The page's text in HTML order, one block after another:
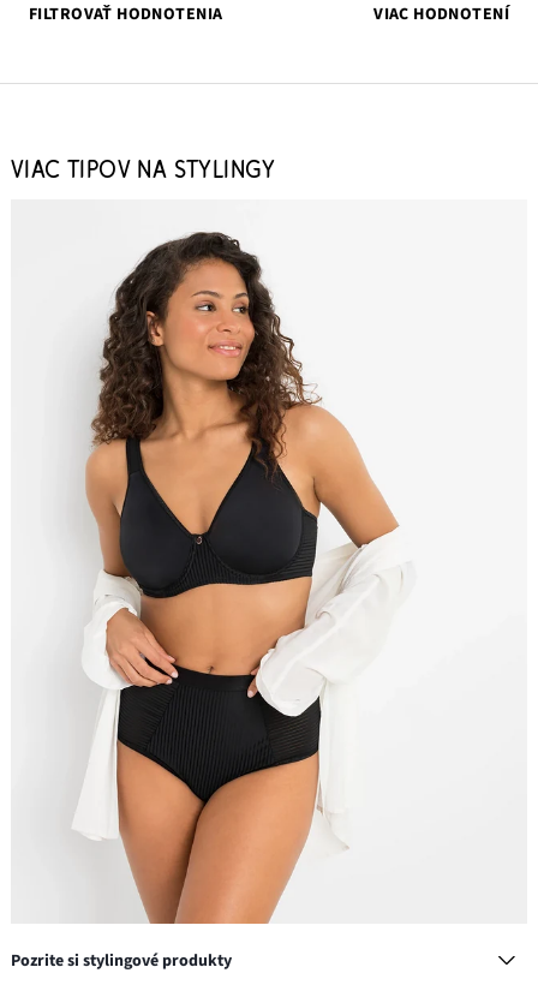
FILTROVAŤ HODNOTENIA
VIAC HODNOTENÍ
VIAC TIPOV NA STYLINGY
Pozrite si stylingové produkty